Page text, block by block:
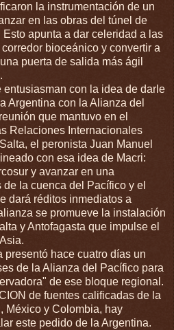
la instrumentación de un
en las obras del túnel de
apunta a dar celeridad a las
bioceánico y convertir a
puerta de salida más ágil
entusiasman con la idea de darle
Argentina con la Alianza del
que mantuvo en el
Relaciones Internacionales
el peronista Juan Manuel
con esa idea de Macri:
y avanzar en una
la cuenca del Pacífico y el
dará réditos inmediatos a
se promueve la instalación
y Antofagasta que impulse el
presentó hace cuatro días un
de la Alianza del Pacífico para
de ese bloque regional.
de fuentes calificadas de la
México y Colombia, hay
este pedido de la Argentina.